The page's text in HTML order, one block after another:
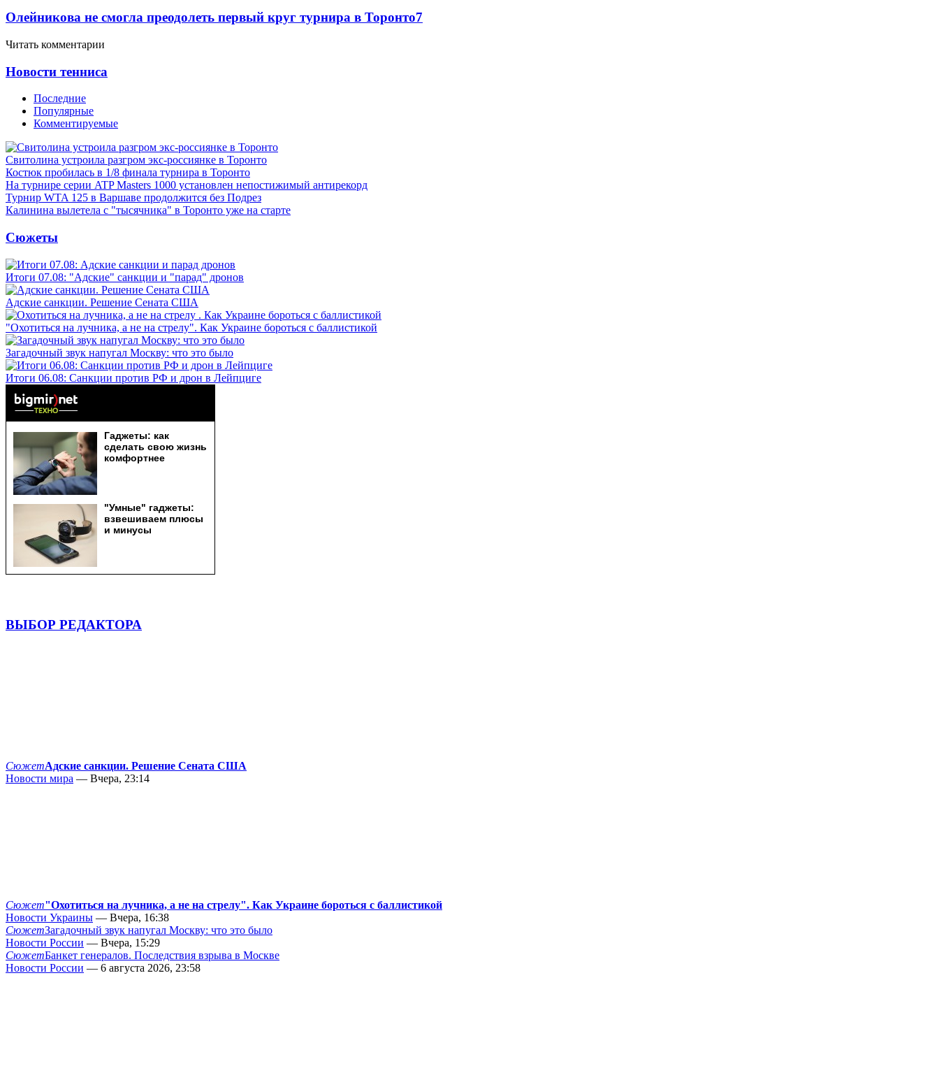
Олейникова не смогла преодолеть первый круг турнира в Торонто7
Читать комментарии
Новости тенниса
Последние
Популярные
Комментируемые
Свитолина устроила разгром экс-россиянке в Торонто
Костюк пробилась в 1/8 финала турнира в Торонто
На турнире серии ATP Masters 1000 установлен непостижимый антирекорд
Турнир WTA 125 в Варшаве продолжится без Подрез
Калинина вылетела с "тысячника" в Торонто уже на старте
Сюжеты
Итоги 07.08: "Адские" санкции и "парад" дронов
Адские санкции. Решение Сената США
"Охотиться на лучника, а не на стрелу". Как Украине бороться с баллистикой
Загадочный звук напугал Москву: что это было
Итоги 06.08: Санкции против РФ и дрон в Лейпциге
ВЫБОР РЕДАКТОРА
СюжетАдские санкции. Решение Сената США
Новости мира — Вчера, 23:14
Сюжет"Охотиться на лучника, а не на стрелу". Как Украине бороться с баллистикой
Новости Украины — Вчера, 16:38
СюжетЗагадочный звук напугал Москву: что это было
Новости России — Вчера, 15:29
СюжетБанкет генералов. Последствия взрыва в Москве
Новости России — 6 августа 2026, 23:58